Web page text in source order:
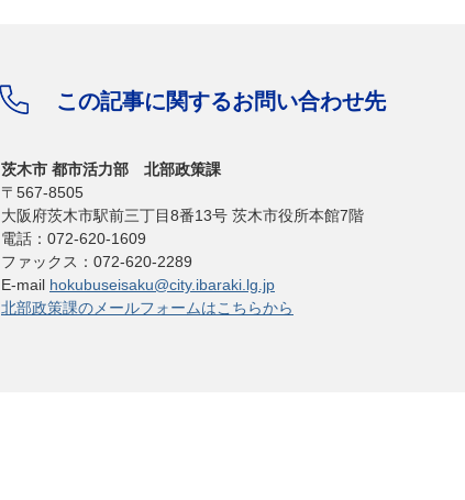
この記事に関するお問い合わせ先
茨木市 都市活力部 北部政策課
〒567-8505
大阪府茨木市駅前三丁目8番13号 茨木市役所本館7階
電話：072-620-1609
ファックス：072-620-2289
E-mail hokubuseisaku@city.ibaraki.lg.jp
北部政策課のメールフォームはこちらから